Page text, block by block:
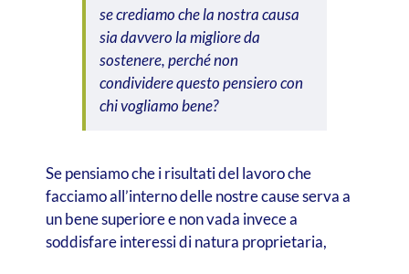
se crediamo che la nostra causa
sia davvero la migliore da
sostenere, perché non
condividere questo pensiero con
chi vogliamo bene?
Se pensiamo che i risultati del lavoro che
facciamo all’interno delle nostre cause serva a
un bene superiore e non vada invece a
soddisfare interessi di natura proprietaria,